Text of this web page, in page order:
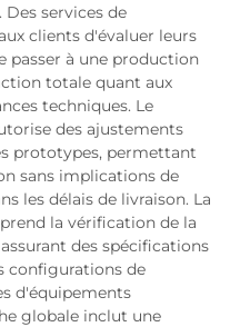
services de
clients d'évaluer leurs
passer à une production
totale quant aux
techniques. Le
des ajustements
prototypes, permettant
sans implications de
les délais de livraison. La
la vérification de la
des spécifications
configurations de
d'équipements
globale inclut une